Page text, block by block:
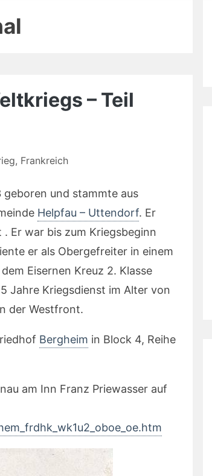
– Teil
, Frankreich
geboren und stammte aus
Helpfau – Uttendorf. Er
Er war bis zum Kriegsbeginn
er als Obergefreiter in einem
Eisernen Kreuz 2. Klasse
Jahre Kriegsdienst im Alter von
der Westfront.
Bergheim in Block 4, Reihe
am Inn Franz Priewasser auf